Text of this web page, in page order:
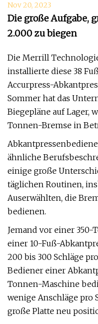
Nov 20, 2023
Die große Aufgabe,
2.000 zu biegen
Die Merrill
installierte diese 38
Accurpress-
Sommer hat das
Biegepläne auf Lager,
Tonnen-Bremse in
ähnliche
einige große
täglichen Routinen,
Auserwählten, die
bedienen.
Jemand vor einer
einer 10-Fuß-
200 bis 300 Schläge
Bediener einer
Tonnen-Maschine
wenige Anschläge pro
große Platte neu